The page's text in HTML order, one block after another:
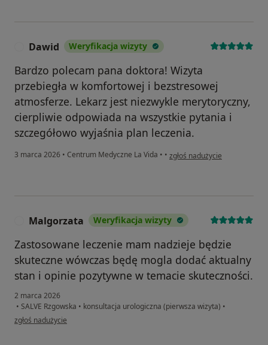
Dawid Weryfikacja wizyty
Bardzo polecam pana doktora! Wizyta
przebiegła w komfortowej i bezstresowej
atmosferze. Lekarz jest niezwykle merytoryczny,
cierpliwie odpowiada na wszystkie pytania i
szczegółowo wyjaśnia plan leczenia.
3 marca 2026 • Centrum Medyczne La Vida • • w opinii użytkownika Dawid
zgłoś nadużycie
Malgorzata Weryfikacja wizyty
Zastosowane leczenie mam nadzieje będzie
skuteczne wówczas będę mogla dodać aktualny
stan i opinie pozytywne w temacie skuteczności.
2 marca 2026
• SALVE Rzgowska • konsultacja urologiczna (pierwsza wizyta) •
w opinii użytkownika Malgorzata
zgłoś nadużycie